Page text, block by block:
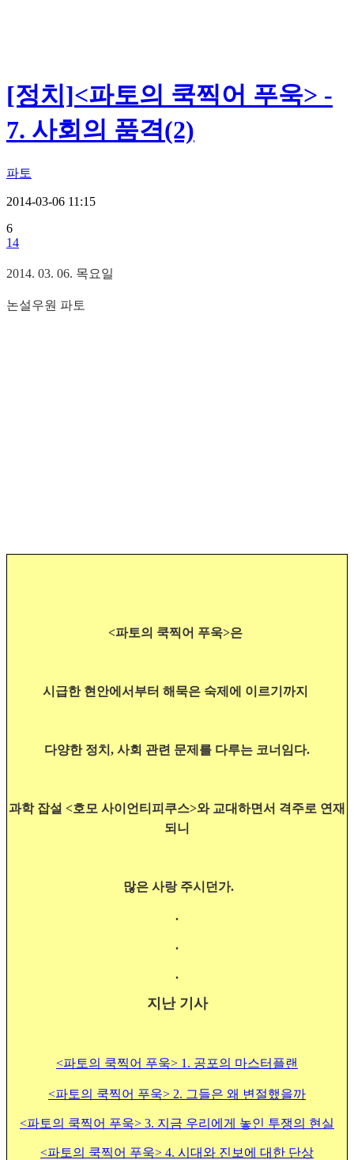
[정치]<파토의 쿡찍어 푸욱> -
7. 사회의 품격(2)
파토
2014-03-06 11:15
6
14
2014. 03. 06. 목요일
논설우원 파토
<파토의 쿡찍어 푸욱>은
시급한 현안에서부터 해묵은 숙제에 이르기까지
다양한 정치, 사회 관련 문제를 다루는 코너임다.
과학 잡설 <호모 사이언티피쿠스>와 교대하면서 격주로 연재
되니
많은 사랑 주시던가.
.
.
.
지난 기사
<파토의 쿡찍어 푸욱> 1. 공포의 마스터플랜
<파토의 쿡찍어 푸욱> 2. 그들은 왜 변절했을까
<파토의 쿡찍어 푸욱> 3. 지금 우리에게 놓인 투쟁의 현실
<파토의 쿡찍어 푸욱> 4. 시대와 진보에 대한 단상